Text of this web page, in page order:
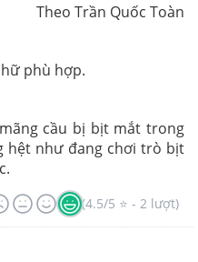
Theo Trần Quốc Toàn
phù hợp.
cầu bị bịt mắt trong
hệt như đang chơi trò bịt
(4.5/5 ⭐ - 2 lượt)